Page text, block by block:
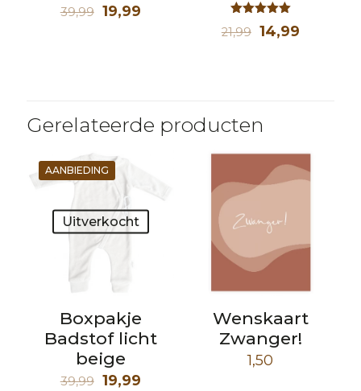
39,99 Oorspronkelijke
19,99Huidige
Waardering
5.00
21,99 14,99Huidige
Gerelateerde producten
AANBIEDING
Uitverkocht
Boxpakje
Badstof licht
beige
39,99 Oorspronkelijke
19,99Huidige
Wenskaart
Zwanger!
1,50